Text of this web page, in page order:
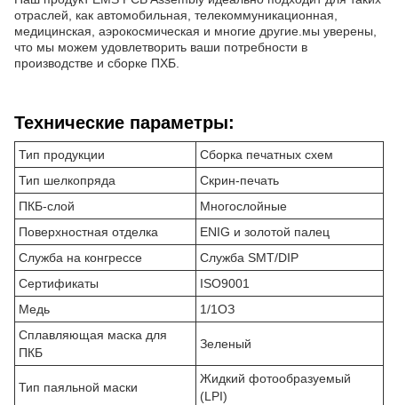
отраслей, как автомобильная, телекоммуникационная,
медицинская, аэрокосмическая и многие другие.мы уверены,
что мы можем удовлетворить ваши потребности в
производстве и сборке ПХБ.
Технические параметры:
Тип продукции
Сборка печатных схем
Тип шелкопряда
Скрин-печать
ПКБ-слой
Многослойные
Поверхностная отделка
ENIG и золотой палец
Служба на конгрессе
Служба SMT/DIP
Сертификаты
ISO9001
Медь
1/1ОЗ
Сплавляющая маска для
ПКБ
Зеленый
Тип паяльной маски
Жидкий фотообразуемый
(LPI)